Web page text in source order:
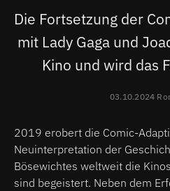
Die Fortsetzung der
mit Lady Gaga und
Kino und wird das
03.10.2024
2019 erobert die Comic-
Neuinterpretation der
Bösewichtes weltweit die
sind begeistert. Neben dem